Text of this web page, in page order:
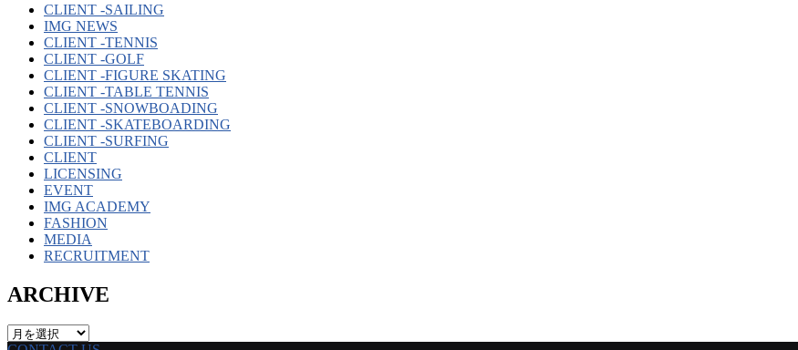
CLIENT -SAILING
IMG NEWS
CLIENT -TENNIS
CLIENT -GOLF
CLIENT -FIGURE SKATING
CLIENT -TABLE TENNIS
CLIENT -SNOWBOADING
CLIENT -SKATEBOARDING
CLIENT -SURFING
CLIENT
LICENSING
EVENT
IMG ACADEMY
FASHION
MEDIA
RECRUITMENT
ARCHIVE
ARCHIVE